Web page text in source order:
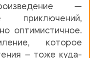
—
приключений,
оптимистичное.
которое
– тоже куда-